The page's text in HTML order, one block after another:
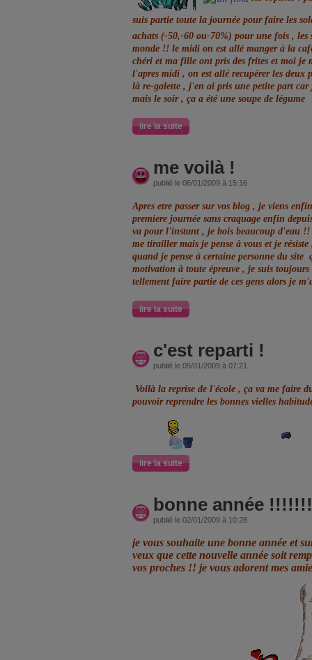
suis partie toute la journée pour faire les
achats (-50,-60 ou-70%) pour une fois ,
monde !! le midi on est allé manger à la
chéri et ma fille ont pris des frites et moi je
l'apres midi , on est allé recupérer les deux
là re-galette , j'en ai pris une petite part car
mais le soir , ça a été une soupe de légume
lire la suite
me voilà !
publié le 06/01/2009 à 15:16
Apres etre passer sur vos blog , je viens
premiere journée sans craquage enfin
va pour l'instant , je bois beaucoup d'eau !!
me tirailler mais je pense à vous et je
quand je pense à certaine personne du
motivation à toute épreuve , je suis
tellement faire partie de ces gens alors je
lire la suite
c'est reparti !
publié le 05/01/2009 à 07:21
Voilà la reprise de l'école , ça va me faire
pouvoir reprendre les bonnes vielles
lire la suite
bonne année
publié le 02/01/2009 à 10:28
je vous souhaite une bonne année et
veux que cette nouvelle année soit
vos proches !! je vous adorent mes